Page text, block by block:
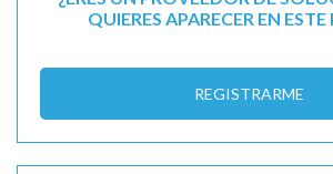
QUIERES APARECER EN
REGISTRARME